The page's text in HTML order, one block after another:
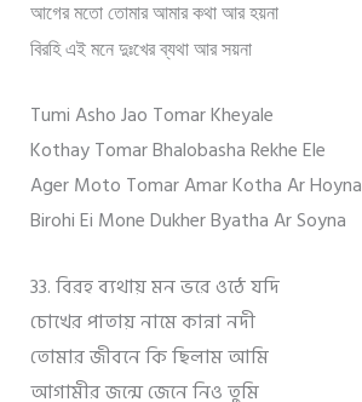
আগের মতো তোমার আমার কথা আর হয়না
বিরহি এই মনে দুঃখের ব্যথা আর সয়না
Tumi Asho Jao Tomar Kheyale
Kothay Tomar Bhalobasha Rekhe Ele
Ager Moto Tomar Amar Kotha Ar Hoyna
Birohi Ei Mone Dukher Byatha Ar Soyna
33. বিরহ ব্যথায় মন ভরে ওঠে যদি
চোখের পাতায় নামে কান্না নদী
তোমার জীবনে কি ছিলাম আমি
আগামীর জন্মে জেনে নিও তুমি